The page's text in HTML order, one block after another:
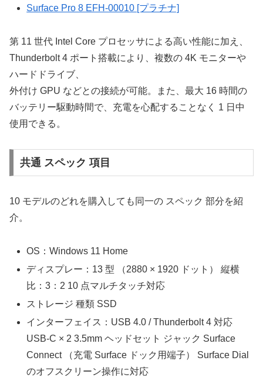
Surface Pro 8 EFH-00010 [プラチナ]
第 11 世代 Intel Core プロセッサによる高い性能に加え、
Thunderbolt 4 ポート搭載により、複数の 4K モニターや
ハードドライブ、
外付け GPU などとの接続が可能。また、最大 16 時間の
バッテリー駆動時間で、充電を心配することなく 1 日中
使用できる。
共通 スペック 項目
10 モデルのどれを購入しても同一の スペック 部分を紹
介。
OS：Windows 11 Home
ディスプレー：13 型 （2880 × 1920 ドット） 縦横
比：3：2 10 点マルチタッチ対応
ストレージ 種類 SSD
インターフェイス：USB 4.0 / Thunderbolt 4 対応
USB-C × 2 3.5mm ヘッドセット ジャック Surface
Connect （充電 Surface ドック用端子） Surface Dial
のオフスクリーン操作に対応